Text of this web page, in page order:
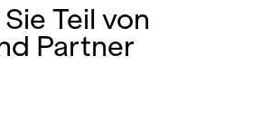
Teil von
Partner